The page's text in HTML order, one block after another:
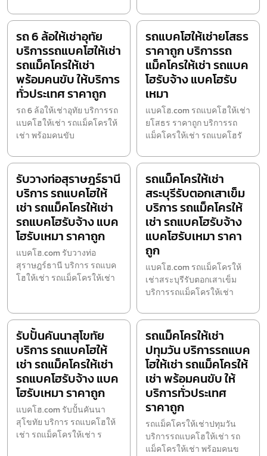
รถ 6 ล้อให้เช่าอุทัย
บริการรถแบคโฮให้เช่า
รถแม็คโครให้เช่า
พร้อมคนขับ ให้บริการ
ทั่วประเทศ ราคาถูก
รถ 6 ล้อให้เช่าอุทัย บริการรถ
แบคโฮให้เช่า รถแม็คโครให้
เช่า พร้อมคนขับ
รถแบคโฮให้เช่ายโสธร
ราคาถูก บริการรถ
แม็คโครให้เช่า รถแบค
โฮรับจ้าง แบคโฮรับ
เหมา
แบคโฮ.com รถแบคโฮให้เช่า
ยโสธร ราคาถูก บริการรถ
แม็คโครให้เช่า รถแบคโฮรั
รับวางท่อสุราษฎร์ธานี
บริการ รถแบคโฮให้
เช่า รถแม็คโครให้เช่า
รถแบคโฮรับจ้าง แบค
โฮรับเหมา ราคาถูก
แบคโฮ.com รับวางท่อ
สุราษฎร์ธานี บริการ รถแบค
โฮให้เช่า รถแม็คโครให้เช่า
รถแม็คโครให้เช่า
สระบุรีรับตอกเสาเข็ม
บริการ รถแม็คโครให้
เช่า รถแบคโฮรับจ้าง
แบคโฮรับเหมา ราคา
ถูก
แบคโฮ.com รถแม็คโครให้
เช่าสระบุรีรับตอกเสาเข็ม
บริการรถแม็คโครให้เช่า
รับปั้นคันนาสุโขทัย
บริการ รถแบคโฮให้
เช่า รถแม็คโครให้เช่า
รถแบคโฮรับจ้าง แบค
โฮรับเหมา ราคาถูก
แบคโฮ.com รับปั้นคันนา
สุโขทัย บริการ รถแบคโฮให้
เช่า รถแม็คโครให้เช่า ร
รถแม็คโครให้เช่า
ปทุมวัน บริการรถแบค
โฮให้เช่า รถแม็คโครให้
เช่า พร้อมคนขับ ให้
บริการทั่วประเทศ
ราคาถูก
รถแม็คโครให้เช่าปทุมวัน
บริการรถแบคโฮให้เช่า รถ
แม็คโครให้เช่า พร้อมคนข